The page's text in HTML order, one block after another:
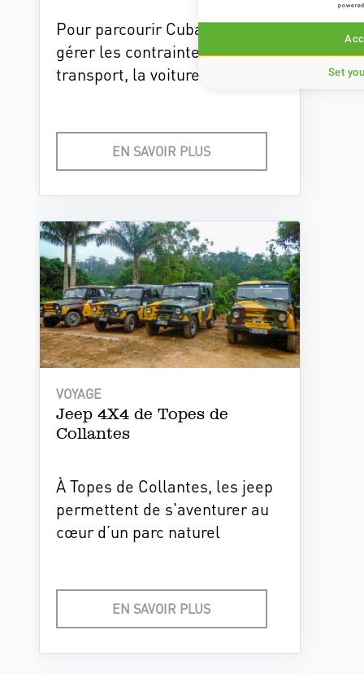
Pour parcourir Cuba sans
gérer les contraintes de
transport, la voiture privée
itinéraire de voyage.
EN SAVOIR PLUS
VOYAGE
Jeep 4X4 de Topes de
Collantes
À Topes de Collantes, les jeep
permettent de s'aventurer au
cœur d’un parc naturel
4x4 parcourent routes de
montagne et sentiers
EN SAVOIR PLUS
Set